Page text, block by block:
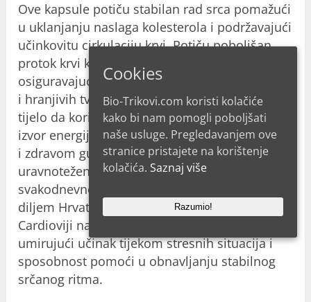
Ove kapsule potiču stabilan rad srca pomažući
u uklanjanju naslaga kolesterola i podržavajući
učinkovitu cirkulaciju krvi. Potiču poboljšan
protok krvi kroz cijeli vaskularni sustav,
osiguravajući da organi dobiju dovoljno kisika
i hranjivih tvari. Osim toga, formula potiče
tijelo da koristi pohranjene masne rezerve kao
izvor energije, što može doprinijeti postupnom
i zdravom gubitku težine u kombinaciji s
uravnoteženom prehranom. Proizvod već
svakodnevno koristi više od 83.000 osoba
diljem Hrvatske. Recenzije i komentari o
Cardioviji na forumima često ističu njezin
umirujući učinak tijekom stresnih situacija i
sposobnost pomoći u obnavljanju stabilnog
srčanog ritma.
Cookies
Bio-Trikovi.com koristi kolačiće
kako bi nam pomogli poboljšati
naše usluge. Pregledavanjem ove
stranice pristajete na korištenje
kolačića. Saznaj više
Razumio!